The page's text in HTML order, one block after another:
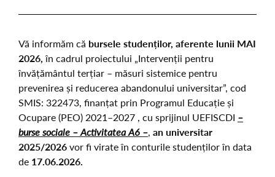
Vă informăm că bursele studenților, aferente lunii MAI
2026,în cadrul proiectului „Intervenții pentru
învățământul terțiar – măsuri sistemice pentru
prevenirea și reducerea abandonului universitar”, cod
SMIS: 322473, finanțat prin Programul Educație și
Ocupare (PEO) 2021–2027 , cu sprijinul UEFISCDI –
burse sociale – Activitatea A6 –, an universitar
2025/2026vor fi virate în conturile studenților în data
de 17.06.2026.